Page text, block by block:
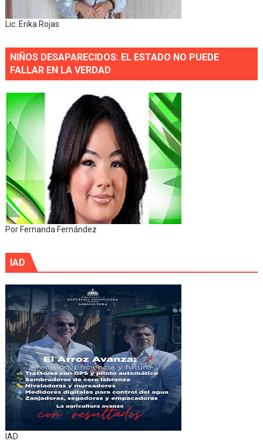
Lic. Erika Rojas
NIÑOS DESAPARECIDOS: EL ESTADO NO PUEDE
FALLAR EN LA VERDAD
Por Fernanda Fernández
IAD
IAD